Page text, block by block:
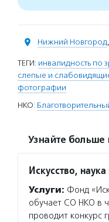
Нижний Новгород,
ТЕГИ: инвалидность по
слепые и
фотографии
НКО:
Узнайте больше
Искусство,
Услуги: Фонд
обучает СО НКО в
проводит конкурс